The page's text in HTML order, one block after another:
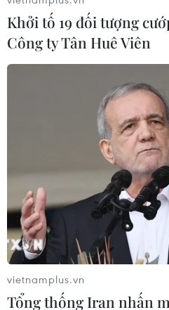
năm 2020, trở thành một
được ưa chuộng nhất tại khu
Dương.
Tiếp viên hàng không
Khởi tố 19 đối tượng
Công ty Tân Huê Viên
vietnamplus.vn
Tổng thống Iran nhấn